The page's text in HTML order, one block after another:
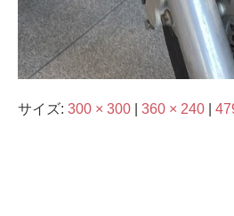
サイズ: 300 × 300 360 × 240